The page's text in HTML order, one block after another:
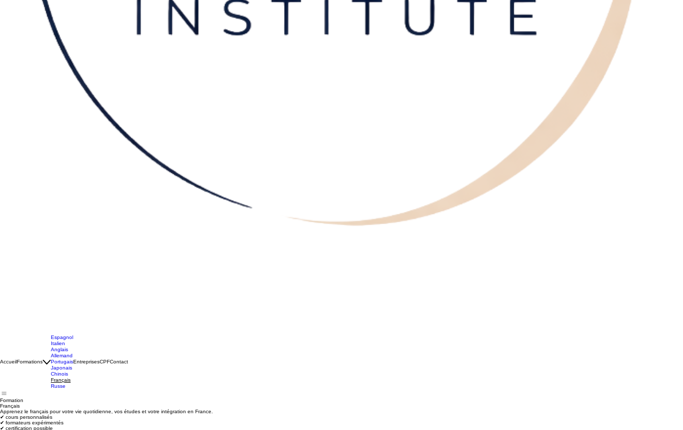
Espagnol
Italien
Anglais
Allemand
Portugais
Japonais
Chinois
Français
Formation
Français
Apprenez le français pour votre vie quotidienne, vos études et votre intégration en France.
✔ cours personnalisés